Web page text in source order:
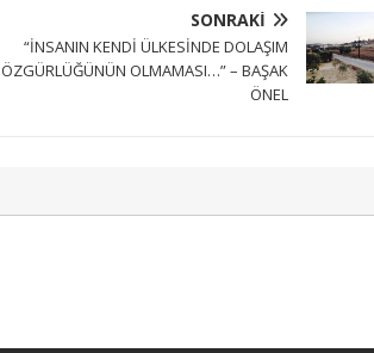
SONRAKI
“İNSANIN KENDİ ÜLKESİNDE DOLAŞIM
ÖZGÜRLÜĞÜNÜN OLMAMASI…” – BAŞAK
ÖNEL